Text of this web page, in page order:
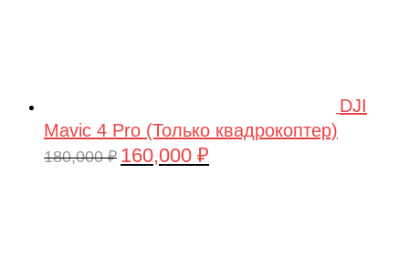
DJI
Mavic 4 Pro (Только квадрокоптер)
180,000₽ Первоначальная
160,000 ₽